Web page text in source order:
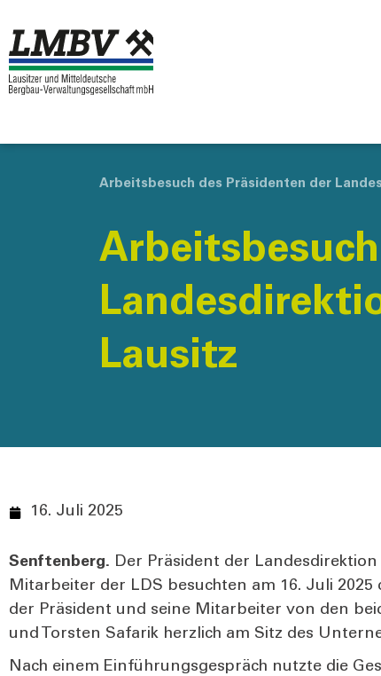
Arbeitsbesuch des Präsidenten der
Lausitz
16. Juli 2025
Senf­ten­berg. Der Prä­si­dent der
Mit­ar­bei­ter der LDS besuch­ten am 16. Juli
der Prä­si­dent und sei­ne Mit­ar­bei­ter von den
und Tors­ten Safa­rik herz­lich am Sitz des
Nach einem Ein­füh­rungs­ge­spräch nutz­te die